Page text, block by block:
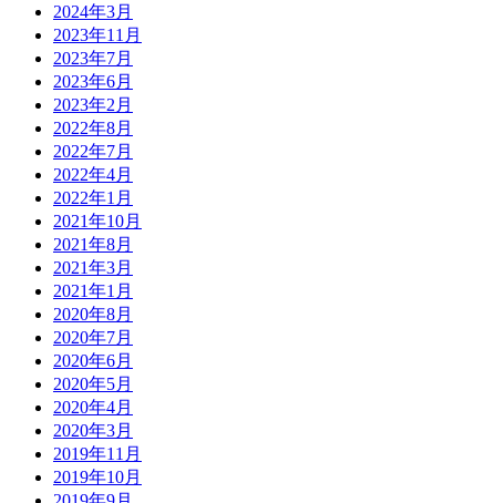
2024年3月
2023年11月
2023年7月
2023年6月
2023年2月
2022年8月
2022年7月
2022年4月
2022年1月
2021年10月
2021年8月
2021年3月
2021年1月
2020年8月
2020年7月
2020年6月
2020年5月
2020年4月
2020年3月
2019年11月
2019年10月